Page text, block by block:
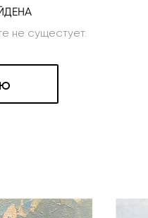
не сущестует.